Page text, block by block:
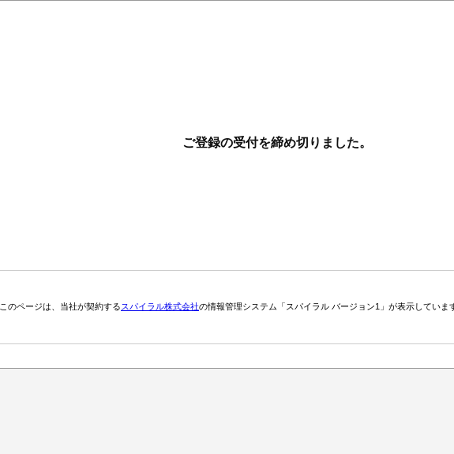
ご登録の受付を締め切りました。
このページは、当社が契約するスパイラル株式会社の情報管理システム「スパイラル バージョン1」が表示していま